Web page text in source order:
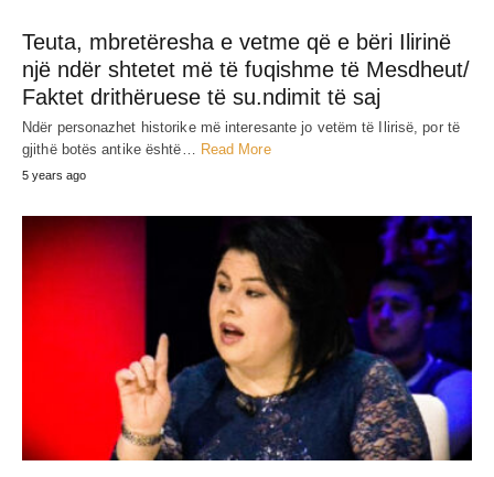
JEP MENDIMIN TËND